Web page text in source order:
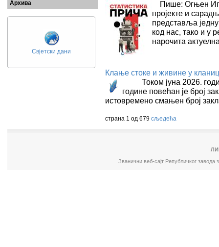
Архива
Свјетски дани
Пише: Огњен
пројекте и
представља
код нас, тако и у
нарочита
Клање стоке и живине у
Током јуна 2026.
године повећан је број
истовремено смањен број
страна 1 од 679 сљедећа
Званични веб-сајт Републичког